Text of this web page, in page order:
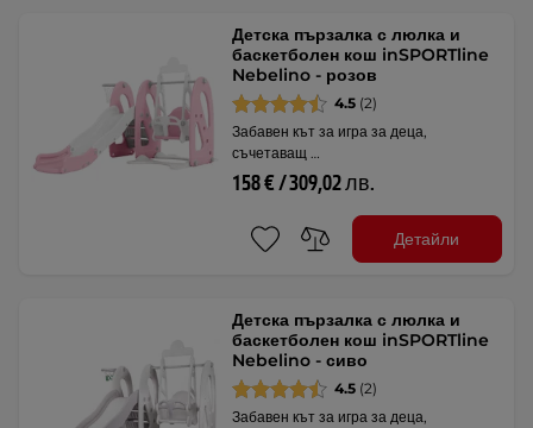
Детска пързалка с люлка и
баскетболен кош inSPORTline
Nebelino - розов
4.5 (2)
Забавен кът за игра за деца,
съчетаващ …
158 € / 309,02 лв.
Детайли
Детска пързалка с люлка и
баскетболен кош inSPORTline
Nebelino - сиво
4.5 (2)
Забавен кът за игра за деца,